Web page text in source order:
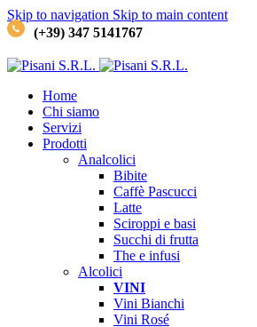
Skip to navigation Skip to main content
(+39) 347 5141767
Home
Chi siamo
Servizi
Prodotti
Analcolici
Bibite
Caffè Pascucci
Latte
Sciroppi e basi
Succhi di frutta
The e infusi
Alcolici
VINI
Vini Bianchi
Vini Rosé